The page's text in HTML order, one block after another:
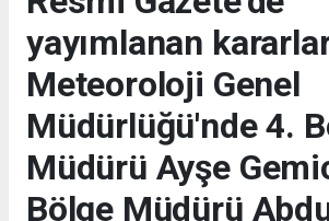
yayımlanan
Meteoroloji Genel
Müdürlüğü'nde 4.
Müdürü Ayşe
Bölge Müdürü